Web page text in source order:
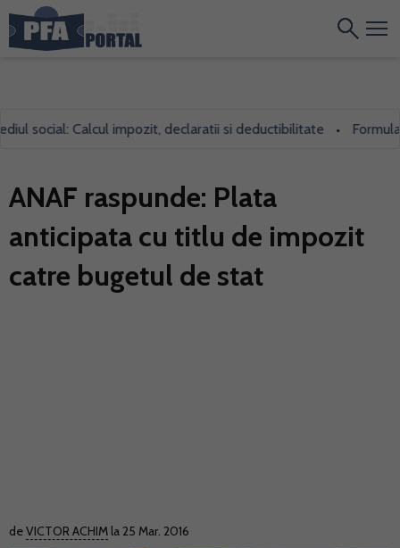
social: Calcul impozit, declaratii si deductibilitate •
ANAF raspunde: Plata
anticipata cu titlu de impozit
catre bugetul de stat
deVICTOR ACHIM la 25 Mar. 2016